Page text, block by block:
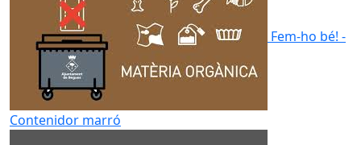
Fem-ho bé! -
Contenidor marró